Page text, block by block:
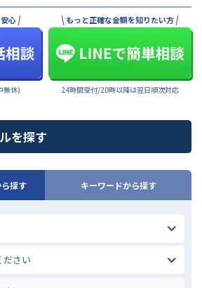
心
無休)
もっと正確な金額を知りたい方
24時間受付/20時以降は翌日順次対応
を探す
探す キーワードから探す